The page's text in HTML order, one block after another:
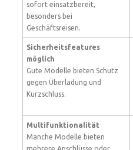
sofort einsatzbereit,
besonders bei
Geschäftsreisen.
Sicherheitsfeatures
möglich
Gute Modelle bieten Schutz
gegen Überladung und
Kurzschluss.
Multifunktionalität
Manche Modelle bieten